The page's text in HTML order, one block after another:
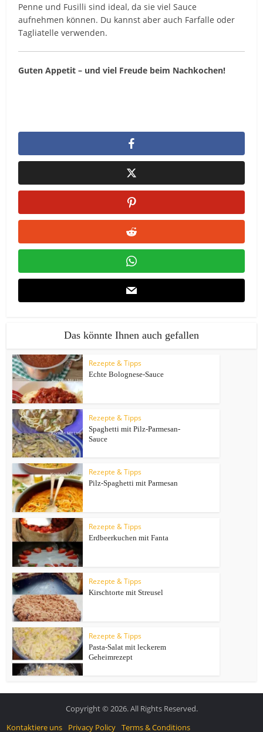
Penne und Fusilli sind ideal, da sie viel Sauce
aufnehmen können. Du kannst aber auch Farfalle oder
Tagliatelle verwenden.
Guten Appetit – und viel Freude beim Nachkochen!
Das könnte Ihnen auch gefallen
Rezepte & Tipps
Echte Bolognese-Sauce
Rezepte & Tipps
Spaghetti mit Pilz-Parmesan-
Sauce
Rezepte & Tipps
Pilz-Spaghetti mit Parmesan
Rezepte & Tipps
Erdbeerkuchen mit Fanta
Rezepte & Tipps
Kirschtorte mit Streusel
Rezepte & Tipps
Pasta-Salat mit leckerem
Geheimrezept
Copyright © 2026. All Rights Reserved.
Kontaktiere uns
Privacy Policy Terms & Conditions